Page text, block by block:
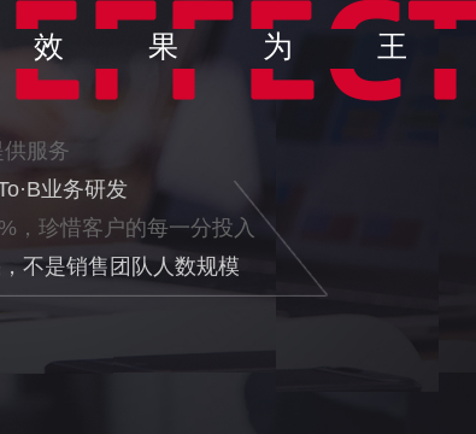
服务
业务研发
，珍惜客户的每一分投入
不是销售团队人数规模
效果为王